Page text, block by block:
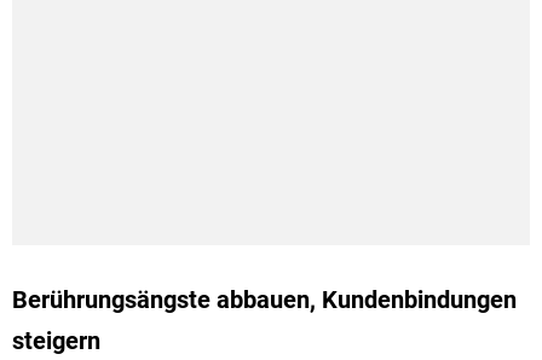
Berührungsängste abbauen, Kundenbindungen
steigern